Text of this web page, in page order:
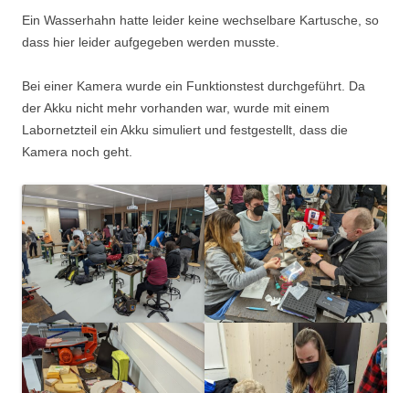
Ein Wasserhahn hatte leider keine wechselbare Kartusche, so
dass hier leider aufgegeben werden musste.
Bei einer Kamera wurde ein Funktionstest durchgeführt. Da
der Akku nicht mehr vorhanden war, wurde mit einem
Labornetzteil ein Akku simuliert und festgestellt, dass die
Kamera noch geht.